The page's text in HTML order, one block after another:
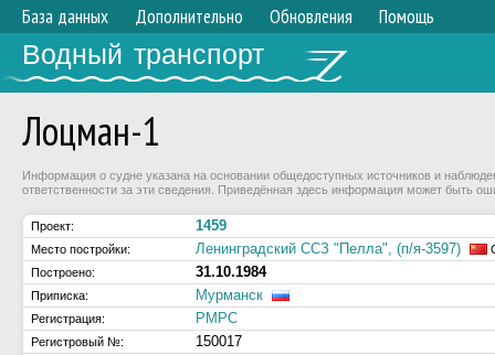
База данных Дополнительно Обновления Помощь
Водный транспорт
Лоцман-1
Информация о судне указана на основании общедоступных источников и
ответственности за эти сведения. Приведённая здесь информация может быть
Проект: 1459
Место постройки: Ленинградский ССЗ "Пелла", (п/я-3597)
Построено:
31.10.1984
Приписка: Мурманск
Регистрация: РМРС
Регистровый №: 150017